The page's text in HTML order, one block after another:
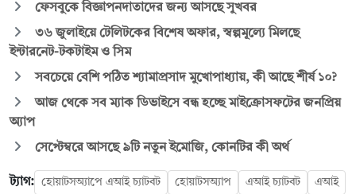
ফেসবুকে বিজ্ঞাপনদাতাদের জন্য আসছে সুখবর
৩৬ জুলাইয়ে টেলিটকের বিশেষ অফার, স্বল্পমূল্যে মিলছে
ইন্টারনেট-টকটাইম ও সিম
সবচেয়ে বেশি পঠিত শ্যামাপ্রসাদ মুখোপাধ্যায়, কী আছে শীর্ষ ১০?
আজ থেকে সব ম্যাক ডিভাইসে বন্ধ হচ্ছে মাইক্রোসফটের জনপ্রিয়
অ্যাপ
সেপ্টেম্বরে আসছে ৯টি নতুন ইমোজি, কোনটির কী অর্থ
ট্যাগ: হোয়াটসঅ্যাপে এআই চ্যাটবট হোয়াটসঅ্যাপ এআই চ্যাটবট এআই